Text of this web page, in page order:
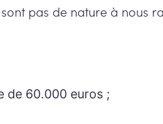
pas de nature à nous
de 60.000 euros ;